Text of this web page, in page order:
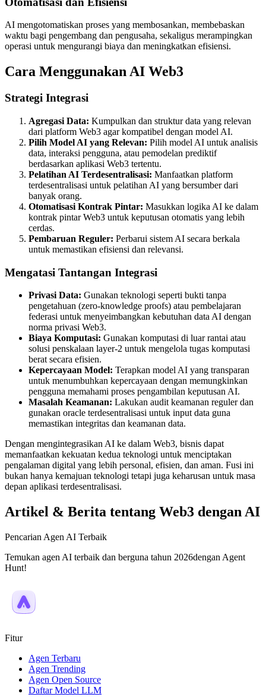
AI mengotomatiskan proses yang membosankan, membebaskan
waktu bagi pengembang dan pengusaha, sekaligus merampingkan
operasi untuk mengurangi biaya dan meningkatkan efisiensi.
Cara Menggunakan AI Web3
Strategi Integrasi
Agregasi Data: Kumpulkan dan struktur data yang relevan
dari platform Web3 agar kompatibel dengan model AI.
Pilih Model AI yang Relevan: Pilih model AI untuk analisis
data, interaksi pengguna, atau pemodelan prediktif
berdasarkan aplikasi Web3 tertentu.
Pelatihan AI Terdesentralisasi: Manfaatkan platform
terdesentralisasi untuk pelatihan AI yang bersumber dari
banyak orang.
Otomatisasi Kontrak Pintar: Masukkan logika AI ke dalam
kontrak pintar Web3 untuk keputusan otomatis yang lebih
cerdas.
Pembaruan Reguler: Perbarui sistem AI secara berkala
untuk memastikan efisiensi dan relevansi.
Mengatasi Tantangan Integrasi
Privasi Data: Gunakan teknologi seperti bukti tanpa
pengetahuan (zero-knowledge proofs) atau pembelajaran
federasi untuk menyeimbangkan kebutuhan data AI dengan
norma privasi Web3.
Biaya Komputasi: Gunakan komputasi di luar rantai atau
solusi penskalaan layer-2 untuk mengelola tugas komputasi
berat secara efisien.
Kepercayaan Model: Terapkan model AI yang transparan
untuk menumbuhkan kepercayaan dengan memungkinkan
pengguna memahami proses pengambilan keputusan AI.
Masalah Keamanan: Lakukan audit keamanan reguler dan
gunakan oracle terdesentralisasi untuk input data guna
memastikan integritas dan keamanan data.
Dengan mengintegrasikan AI ke dalam Web3, bisnis dapat
memanfaatkan kekuatan kedua teknologi untuk menciptakan
pengalaman digital yang lebih personal, efisien, dan aman. Fusi ini
bukan hanya kemajuan teknologi tetapi juga keharusan untuk masa
depan aplikasi terdesentralisasi.
Artikel & Berita tentang Web3 dengan AI
Pencarian Agen AI Terbaik
Temukan agen AI terbaik dan berguna tahun 2026dengan Agent
Hunt!
Fitur
Agen Terbaru
Agen Trending
Agen Open Source
Daftar Model LLM